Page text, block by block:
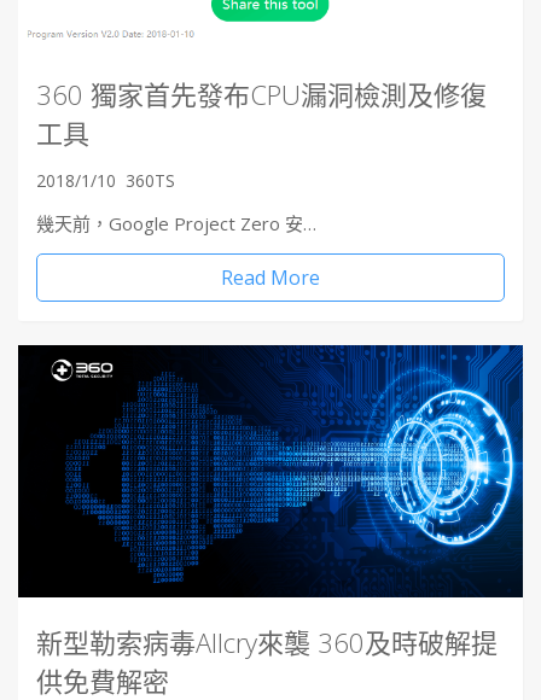
360 獨家首先發布CPU漏洞檢測及修復
工具
2018/1/10 360TS
幾天前，Google Project Zero 安…
Read More
新型勒索病毒Allcry來襲 360及時破解提
供免費解密